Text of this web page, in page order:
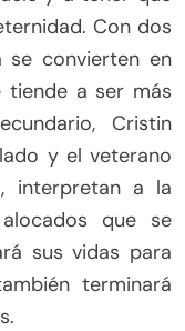
Con dos
se convierten en
a ser más
Cristin
y el veterano
interpretan a la
que se
sus vidas para
terminará